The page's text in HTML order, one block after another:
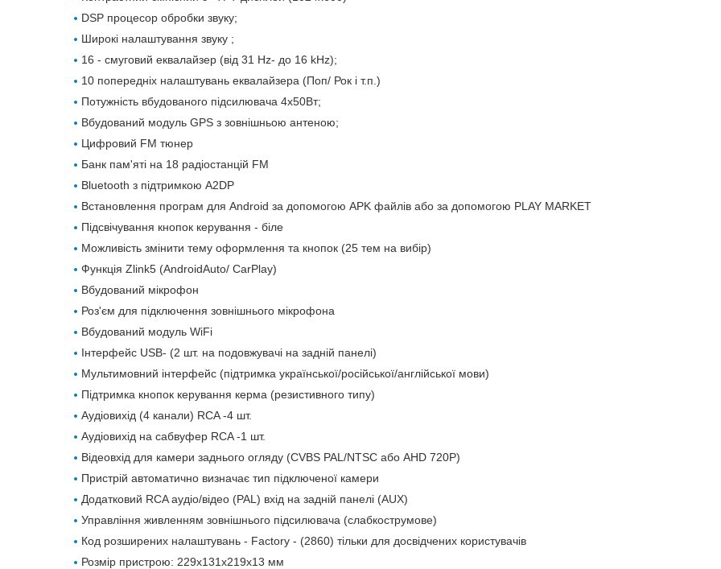
DSP процесор обробки звуку;
Широкі налаштування звуку ;
16 - смуговий еквалайзер (від 31 Hz- до 16 kHz);
10 попередніх налаштувань еквалайзера (Поп/ Рок і т.п.)
Потужність вбудованого підсилювача 4х50Вт;
Вбудований модуль GPS з зовнішньою антеною;
Цифровий FM тюнер
Банк пам'яті на 18 радіостанцій FM
Вluetooth з підтримкою A2DP
Встановлення програм для Android за допомогою APK файлів або за допомогою PLAY MARKET
Підсвічування кнопок керування - біле
Можливість змінити тему оформлення та кнопок (25 тем на вибір)
Функція Zlink5 (AndroidAuto/ CarPlay)
Вбудований мікрофон
Роз'єм для підключення зовнішнього мікрофона
Вбудований модуль WiFi
Інтерфейс USB- (2 шт. на подовжувачі на задній панелі)
Мультимовний інтерфейс (підтримка української/російської/англійської мови)
Підтримка кнопок керування керма (резистивного типу)
Аудіовихід (4 канали) RCA -4 шт.
Аудіовихід на сабвуфер RCA -1 шт.
Відеовхід для камери заднього огляду (CVBS PAL/NTSC або AHD 720P)
Пристрій автоматично визначає тип підключеної камери
Додатковий RCA аудіо/відео (PAL) вхід на задній панелі (AUX)
Управління живленням зовнішнього підсилювача (слабкострумове)
Код розширених налаштувань - Factory - (2860) тільки для досвідчених користувачів
Розмір пристрою: 229х131х219х13 мм